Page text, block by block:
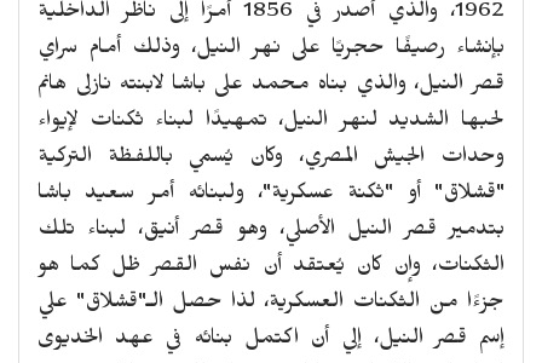
1962، والذي أصدر في 1856 أمرًا إلى ناظر الداخلية
بإنشاء رصيفًا حجريًا على نهر النيل، وذلك أمام سراي
قصر النيل، والذي بناه محمد على باشا لابنته نازلى هانم
لحبها الشديد لنهر النيل، تمهيدًا لبناء ثكنات لإيواء
وحدات الجيش المصري، وكان يُسمي باللفظة التركية
"قشلاق" أو "ثكنة عسكرية"، ولبنائه أمر سعيد باشا
بتدمير قصر النيل الأصلي، وهو قصر أنيق، لبناء تلك
الثكنات، وإن كان يُعتقد أن نفس القصر ظل كما هو
جزءًا من الثكنات العسكرية، لذا حصل الـ"قشلاق" علي
إسم قصر النيل، إلي أن اكتمل بنائه في عهد الخديوى